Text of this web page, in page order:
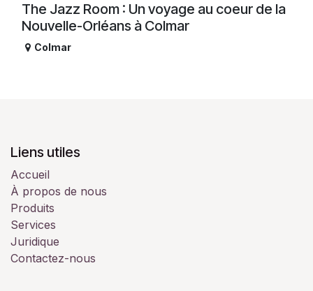
The Jazz Room : Un voyage au coeur de la
Nouvelle-Orléans à Colmar
Colmar
Liens utiles
Accueil
À propos de nous
Produits
Services
Juridique
Contactez-nous